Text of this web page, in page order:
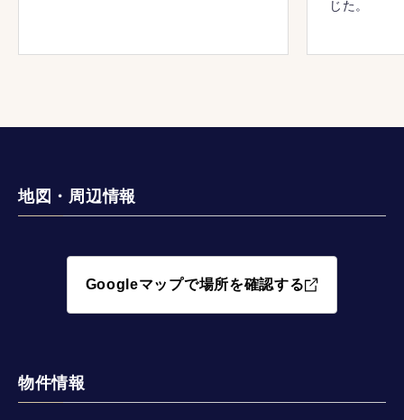
じた。
地図・周辺情報
Googleマップで場所を確認する
物件情報